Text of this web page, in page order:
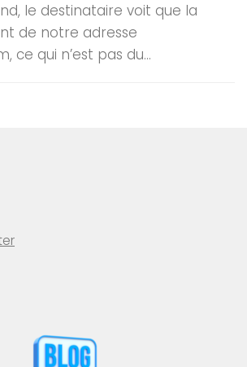
le destinataire voit que la
de notre adresse
ce qui n’est pas du...